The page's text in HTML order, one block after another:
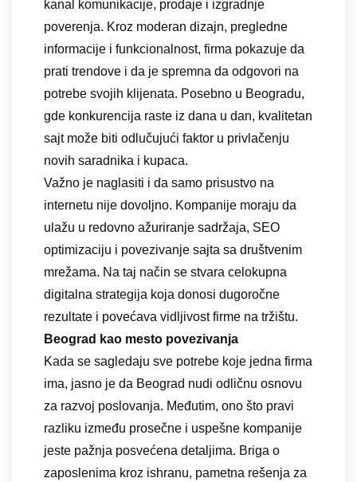
kanal komunikacije, prodaje i izgradnje
poverenja. Kroz moderan dizajn, pregledne
informacije i funkcionalnost, firma pokazuje da
prati trendove i da je spremna da odgovori na
potrebe svojih klijenata. Posebno u Beogradu,
gde konkurencija raste iz dana u dan, kvalitetan
sajt može biti odlučujući faktor u privlačenju
novih saradnika i kupaca.
Važno je naglasiti i da samo prisustvo na
internetu nije dovoljno. Kompanije moraju da
ulažu u redovno ažuriranje sadržaja, SEO
optimizaciju i povezivanje sajta sa društvenim
mrežama. Na taj način se stvara celokupna
digitalna strategija koja donosi dugoročne
rezultate i povećava vidljivost firme na tržištu.
Beograd kao mesto povezivanja
Kada se sagledaju sve potrebe koje jedna firma
ima, jasno je da Beograd nudi odličnu osnovu
za razvoj poslovanja. Međutim, ono što pravi
razliku između prosečne i uspešne kompanije
jeste pažnja posvećena detaljima. Briga o
zaposlenima kroz ishranu, pametna rešenja za